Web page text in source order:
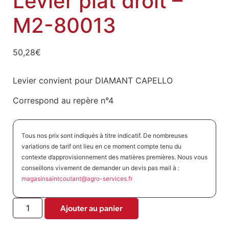
M2-80013
50,28€
Levier convient pour DIAMANT CAPELLO
Correspond au repère n°4
Tous nos prix sont indiqués à titre indicatif. De nombreuses
variations de tarif ont lieu en ce moment compte tenu du
contexte d’approvisionnement des matières premières. Nous vous
conseillons vivement de demander un devis pas mail à :
magasinsaintcoutant@agro-services.fr
Ajouter au panier